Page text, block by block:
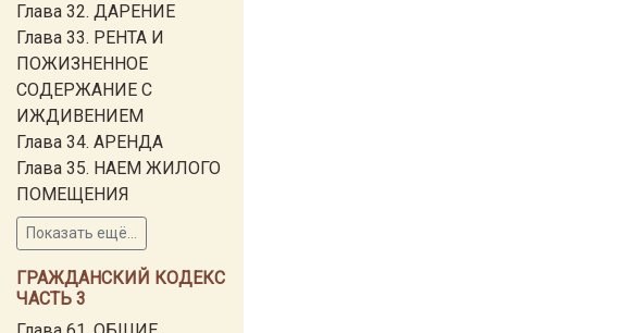
Глава 32. ДАРЕНИЕ
Глава 33. РЕНТА И
ПОЖИЗНЕННОЕ
СОДЕРЖАНИЕ С
ИЖДИВЕНИЕМ
Глава 34. АРЕНДА
Глава 35. НАЕМ ЖИЛОГО
ПОМЕЩЕНИЯ
Показать ещё...
ГРАЖДАНСКИЙ КОДЕКС
ЧАСТЬ 3